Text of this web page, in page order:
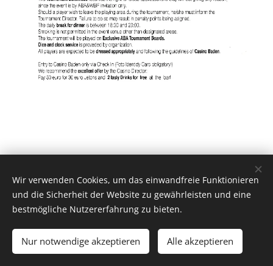
AUSTRIAN BACKGAMMON ASSOCIATION | Alle Rechte
Cookies
Wir verwenden Cookies, um das einwandfreie Funktionieren
und die Sicherheit der Website zu gewährleisten und eine
bestmögliche Nutzererfahrung zu bieten.
Nur notwendige akzeptieren Alle akzeptieren